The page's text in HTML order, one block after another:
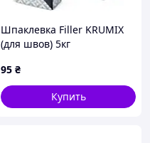
Шпаклевка Filler KRUMIX
(для швов) 5кг
95 ₴
Купить